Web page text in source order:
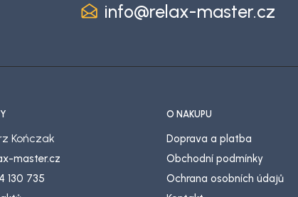
info@relax-master.cz
Kończak
master.cz
130 735
O NÁKUPU
Doprava a platba
Obchodní podmínky
Ochrana osobních údajů